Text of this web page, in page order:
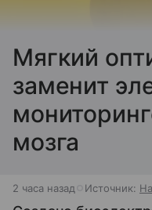
Мягкий
заменит
мозга
2 часа назад Источник: